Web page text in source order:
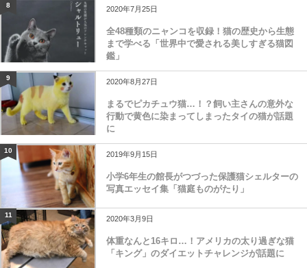
8 2020年7月25日
全48種類のニャンコを収録！猫の歴史から生態
まで学べる「世界中で愛される美しすぎる猫図
鑑」
9 2020年8月27日
まるでピカチュウ猫…！？飼い主さんの意外な
行動で黄色に染まってしまったタイの猫が話題
に
10 2019年9月15日
小学6年生の館長がつづった保護猫シェルターの
写真エッセイ集「猫庭ものがたり」
11 2020年3月9日
体重なんと16キロ…！アメリカの太り過ぎな猫
「キング」のダイエットチャレンジが話題に